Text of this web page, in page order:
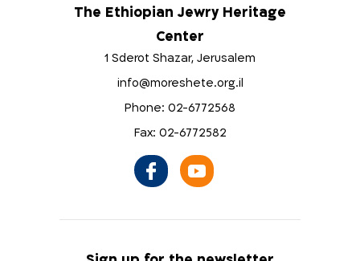
The Ethiopian Jewry Heritage
Center
1 Sderot Shazar, Jerusalem
info@moreshete.org.il
Phone: 02-6772568
Fax: 02-6772582